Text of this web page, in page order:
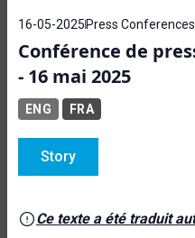
16-05-2025 Press Conferences
Conférence de
- 16 mai 2025
ENG FRA
Story
Ce texte a été traduit